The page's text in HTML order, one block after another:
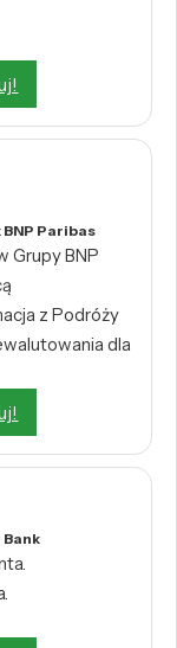
BNP Paribas
Grupy BNP
z Podróży
dla